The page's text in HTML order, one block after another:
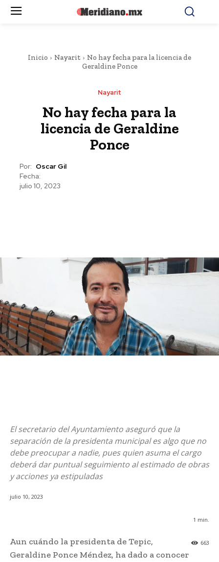
Inicio Nayarit
No hay fecha para la licencia de
Geraldine Ponce
Nayarit
No hay fecha para la
licencia de Geraldine
Ponce
Por: Oscar Gil
Fecha:
julio 10, 2023
El secretario del Ayuntamiento aseguró que la
separación de la presidenta municipal es algo que no
debe preocupar a nadie, pues quien asuma el cargo
deberá dar puntual seguimiento al estimado de obras
y acciones ya estipuladas
julio 10, 2023
1 min.
663
Aun cuándo la presidenta de Tepic,
Geraldine Ponce Méndez, ha dado a conocer